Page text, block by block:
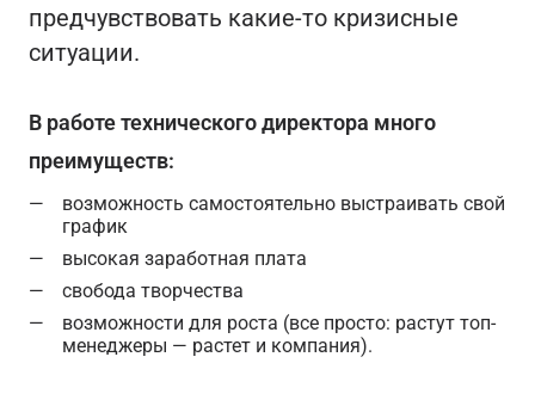
предчувствовать какие-то кризисные
ситуации.
В работе технического директора много
преимуществ:
возможность самостоятельно выстраивать свой
график
высокая заработная плата
свобода творчества
возможности для роста (все просто: растут топ-
менеджеры — растет и компания).